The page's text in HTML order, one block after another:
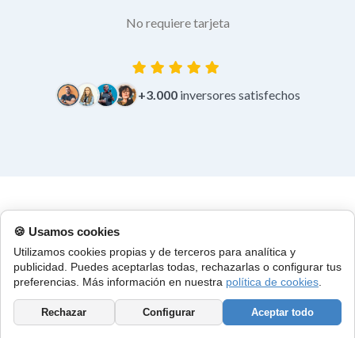
No requiere tarjeta
+3.000inversores satisfechos
Encuentra las próximas subastas de pisos y casas
embargadas en Comarca de Arnedo, La Rioja
50 Subastas de casas, pisos, chalets, áticos, apartamentos y
bungalows embargados en Comarca de Arnedo, La Rioja.
🍪 Usamos cookies
Utilizamos cookies propias y de terceros para analítica y
publicidad. Puedes aceptarlas todas, rechazarlas o configurar tus
preferencias. Más información en nuestra política de cookies
Rechazar Configurar Aceptar todo